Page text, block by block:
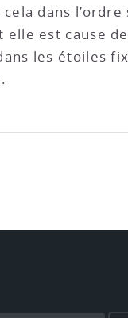
dans
est cause
les étoiles